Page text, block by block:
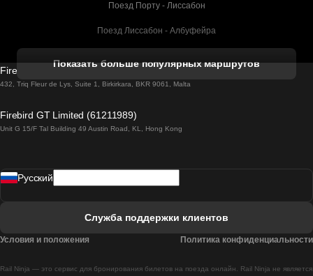
Поезд Порту - Лиссабон
Поезд Лиссабон - Албуфейра
Поезд Лиссабон - Лагос
Поезд Лиссабон - Мадрид
Показать больше популярных маршрутов
Firebird GT Limited (OC 1451)
432, Triq Fleur de Lys, Suite 1, Birkirkara, BKR 9061, Malta
Firebird GT Limited (61211989)
Unit G 15/F Tal Building 49 Austin Road, KL, Hong Kong
Rail Ninja — это сервис для бронирования билетов на поезда онлайн. Rail Ninja не является
Pусский
Служба поддержки клиентов
Условия и положения Политика конфиденциальности